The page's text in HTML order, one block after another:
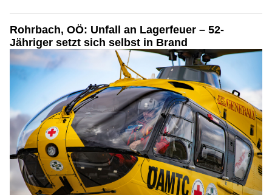
Rohrbach, OÖ: Unfall an Lagerfeuer – 52-
Jähriger setzt sich selbst in Brand